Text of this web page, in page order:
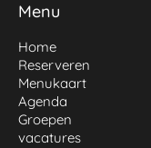
Menu
Home
Reserveren
Menukaart
Agenda
Groepen
vacatures